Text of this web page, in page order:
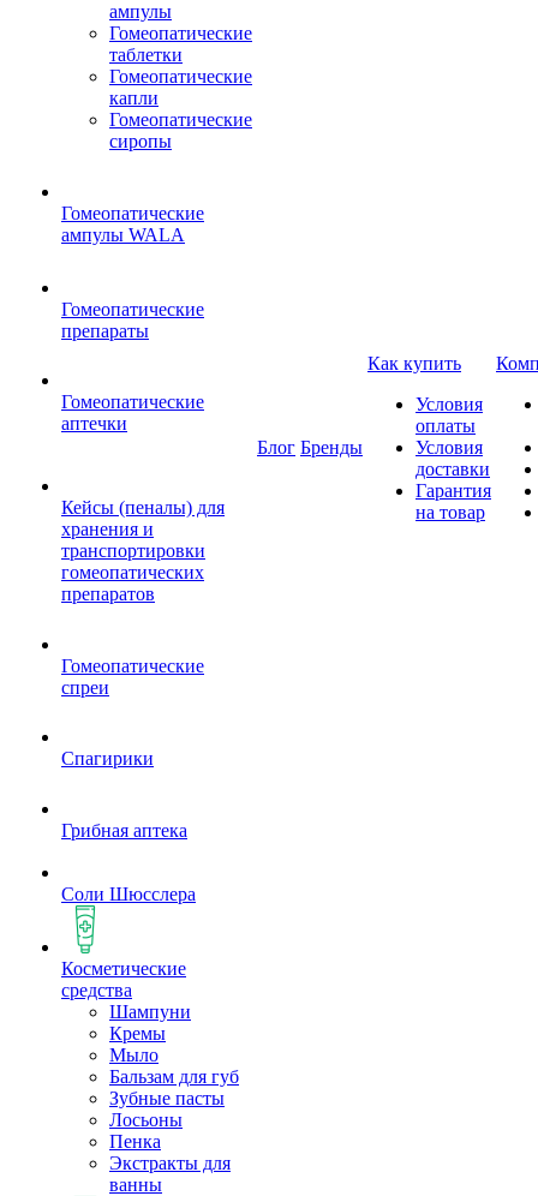
ампулы
Гомеопатические
таблетки
Гомеопатические
капли
Гомеопатические
сиропы
Гомеопатические
ампулы WALA
Гомеопатические
препараты
Гомеопатические
аптечки
Кейсы (пеналы) для
хранения и
транспортировки
гомеопатических
препаратов
Гомеопатические
спреи
Спагирики
Грибная аптека
Соли Шюсслера
Косметические
средства
Шампуни
Кремы
Мыло
Бальзам для губ
Зубные пасты
Лосьоны
Пенка
Экстракты для
ванны
Блог Бренды
Как купить
Условия
оплаты
Условия
доставки
Гарантия
на товар